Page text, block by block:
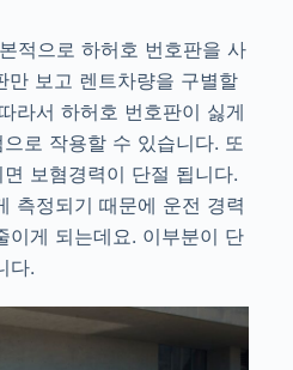
적으로 하허호 번호판을 사
만 보고 렌트차량을 구별할
라서 하허호 번호판이 싫게
로 작용할 수 있습니다. 또
보혐경력이 단절 됩니다.
측정되기 때문에 운전 경력
이게 되는데요. 이부분이 단
다.